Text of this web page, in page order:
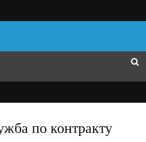
по контракту